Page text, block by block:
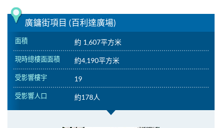
廣鏞街項目 (百利達廣場)
面積 約 1,607平方米
現時總樓面面積 約4,190平方米
受影響樓宇 19
受影響人口 約178人